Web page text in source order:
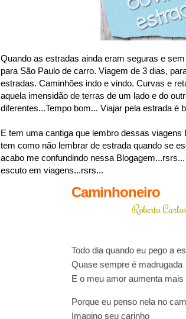
Quando as estradas ainda eram seguras e
para São Paulo de carro. Viagem de 3 dias,
estradas. Caminhões indo e vindo. Curvas e
aquela imensidão de terras de um lado e do
diferentes...Tempo bom... Viajar pela estrada é
E tem uma cantiga que lembro dessas
tem como não lembrar de estrada quando se
acabo me confundindo nessa
escuto em viagens...rsrs...
Caminhoneiro
Roberto Carlos
Todo dia quando eu pego a
Quase sempre é madrugada
E o meu amor aumenta mais
Porque eu penso nela no
Imagino seu carinho